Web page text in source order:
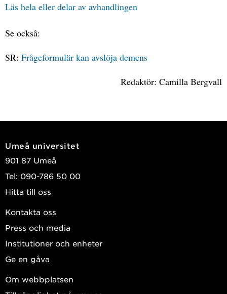
Läs hela eller delar av avhandlingen
Se också:
SR: Frågeformulär kan avslöja demens
Redaktör: Camilla Bergvall
Umeå universitet
901 87 Umeå
Tel: 090-786 50 00
Hitta till oss
Kontakta oss
Press och media
Institutioner och enheter
Ge en gåva
Om webbplatsen